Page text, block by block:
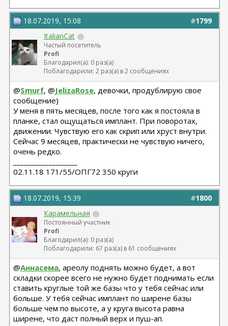
#1799
18.07.2019, 15:08
ItalianCat
Частый посетитель
Profi
Благодарил(а): 0 раз(а)
Поблагодарили: 2 раз(а) в 2 сообщениях
@Smurf, @JelizaRose, девочки, продублирую свое
сообщение)
У меня в пять месяцев, после того как я постояла в
планке, стал ощущаться имплант. При поворотах,
движении. Чувствую его как скрип или хруст внутри.
Сейчас 9 месяцев, практически не чувствую ничего,
очень редко.
02.11.18 171/55/ОПГ72 350 круги
#1800
18.07.2019, 15:39
Карамельная
Постоянный участник
Profi
Благодарил(а): 0 раз(а)
Поблагодарили: 67 раз(а) в 61 сообщениях
@Аннасема, ареолу поднять можно будет, а вот
складки скорее всего не нужно будет поднимать если
ставить круглые той же базы что у тебя сейчас или
больше. У тебя сейчас имплант по ширене базы
больше чем по высоте, а у круга высота равна
ширене, что даст полный верх и пуш-ап.